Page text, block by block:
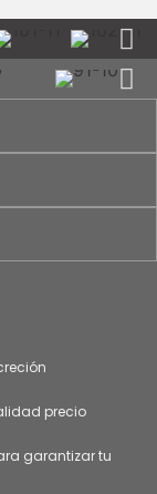
precio
garantizar tu